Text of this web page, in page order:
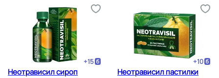
+15
Неотрависил сироп
+10
Неотрависил пастилки